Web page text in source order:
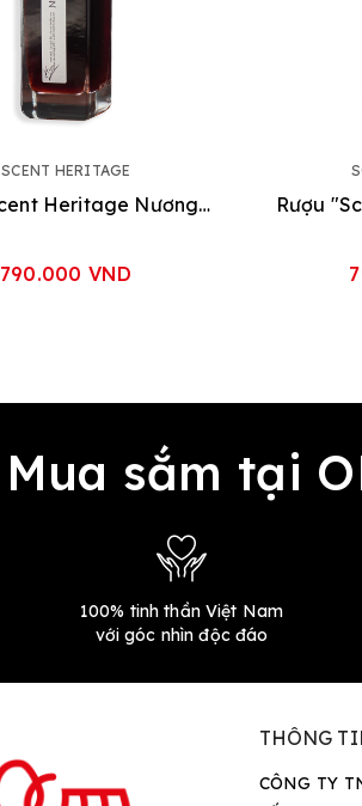
SCENT HERITAGE
Rượu "Scent Heritage Nương dâu"
790.000 VND
Rượu
Mua sắm tại
100% tinh thần Việt Nam
với góc nhìn độc đáo
THÔNG
CÔNG TY